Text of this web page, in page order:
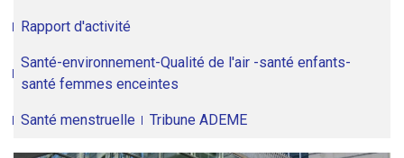
Rapport d'activité
Santé-environnement-Qualité de l'air -santé enfants-
santé femmes enceintes
Santé menstruelle Tribune ADEME